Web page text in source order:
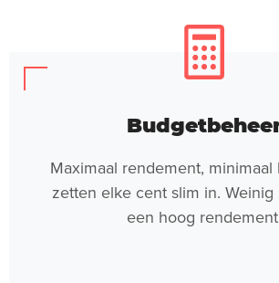
Maximaal rendement, minimaal
zetten elke cent slim in. Weinig
een hoog